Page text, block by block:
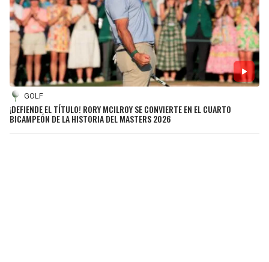
GOLF
¡DEFIENDE EL TÍTULO! RORY MCILROY SE CONVIERTE EN EL CUARTO
BICAMPEÓN DE LA HISTORIA DEL MASTERS 2026